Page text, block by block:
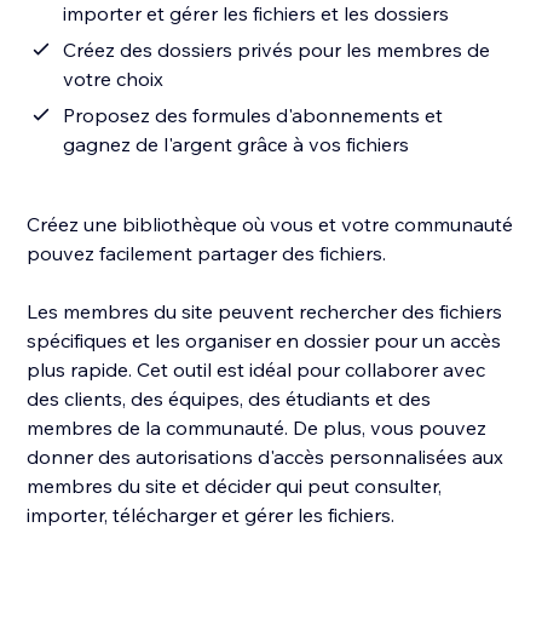
importer et gérer les fichiers et les dossiers
Créez des dossiers privés pour les membres de
votre choix
Proposez des formules d'abonnements et
gagnez de l'argent grâce à vos fichiers
Créez une bibliothèque où vous et votre communauté
pouvez facilement partager des fichiers.
Les membres du site peuvent rechercher des fichiers
spécifiques et les organiser en dossier pour un accès
plus rapide. Cet outil est idéal pour collaborer avec
des clients, des équipes, des étudiants et des
membres de la communauté. De plus, vous pouvez
donner des autorisations d'accès personnalisées aux
membres du site et décider qui peut consulter,
importer, télécharger et gérer les fichiers.